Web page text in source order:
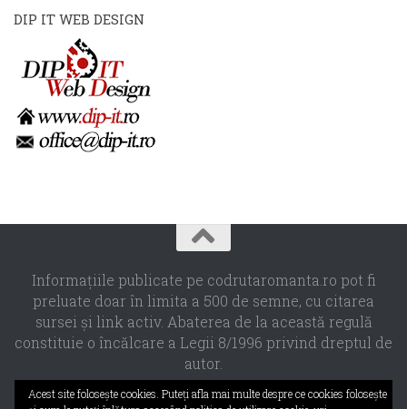
DIP IT WEB DESIGN
Informaţiile publicate pe codrutaromanta.ro pot fi
preluate doar în limita a 500 de semne, cu citarea
sursei şi link activ. Abaterea de la această regulă
constituie o încălcare a Legii 8/1996 privind dreptul de
autor.
Propulsat de - Designed with theHueman theme
Acest site foloseşte cookies. Puteţi afla mai multe despre ce cookies foloseşte